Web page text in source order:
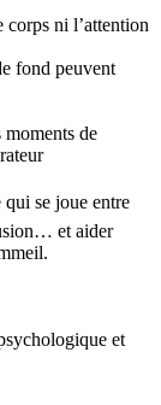
corps ni l’attention
fond peuvent
moments de
se joue entre
et aider
et